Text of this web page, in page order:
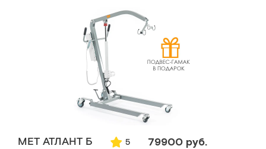
MET АТЛАНТ Б 5 79900 руб.